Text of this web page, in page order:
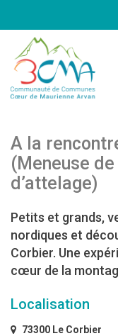
A la
(Meneuse
d’attelage)
Petits et grands,
nordiques et
Corbier. Une
cœur de la
Localisation
73300 Le Corbier